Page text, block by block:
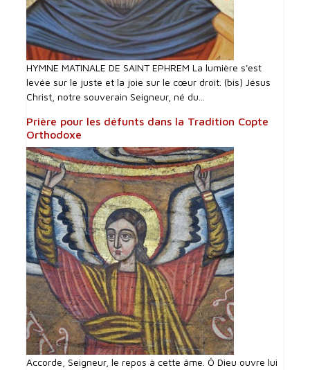
HYMNE MATINALE DE SAINT EPHREM La lumière s'est
levée sur le juste et la joie sur le cœur droit. (bis) Jésus
Christ, notre souverain Seigneur, né du...
Prière pour les défunts dans la Tradition Copte
Orthodoxe
Accorde, Seigneur, le repos à cette âme. Ô Dieu ouvre lui